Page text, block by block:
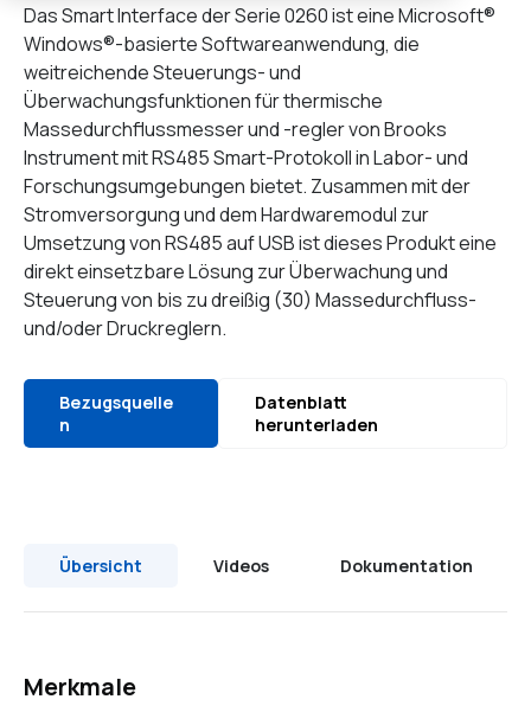
Das Smart Interface der Serie 0260 ist eine Microsoft®
Windows®-basierte Softwareanwendung, die
weitreichende Steuerungs- und
Überwachungsfunktionen für thermische
Massedurchflussmesser und -regler von Brooks
Instrument mit RS485 Smart-Protokoll in Labor- und
Forschungsumgebungen bietet. Zusammen mit der
Stromversorgung und dem Hardwaremodul zur
Umsetzung von RS485 auf USB ist dieses Produkt eine
direkt einsetzbare Lösung zur Überwachung und
Steuerung von bis zu dreißig (30) Massedurchfluss-
und/oder Druckreglern.
Bezugsquelle
n
Datenblatt
herunterladen
Übersicht Videos Dokumentation
Merkmale